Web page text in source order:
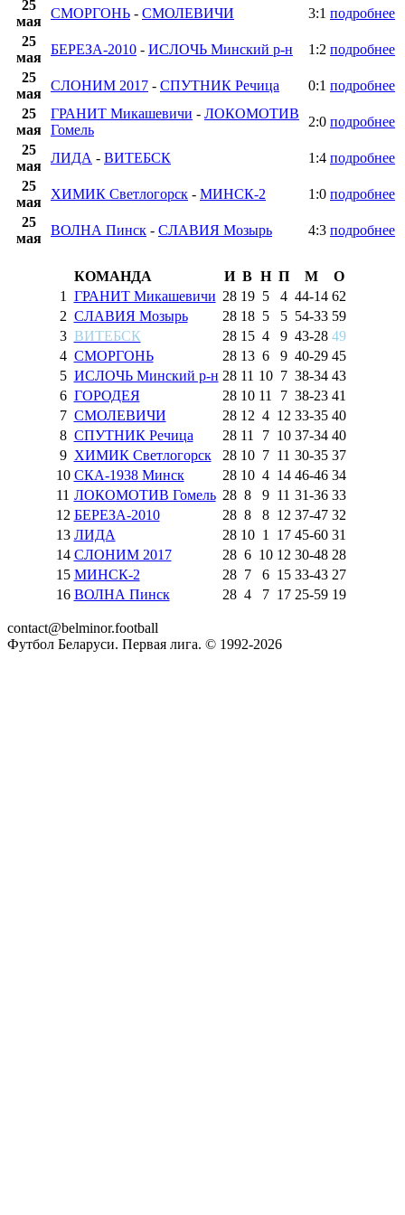
25
мая
СМОРГОНЬ - СМОЛЕВИЧИ 3:1 подробнее
25
мая
БЕРЕЗА-2010 - ИСЛОЧЬ Минский р-н 1:2 подробнее
25
мая
СЛОНИМ 2017 - СПУТНИК Речица 0:1 подробнее
25
мая
ГРАНИТ Микашевичи - ЛОКОМОТИВ
Гомель
2:0 подробнее
25
мая
ЛИДА - ВИТЕБСК 1:4 подробнее
25
мая
ХИМИК Светлогорск - МИНСК-2 1:0 подробнее
25
мая
ВОЛНА Пинск - СЛАВИЯ Мозырь 4:3 подробнее
КОМАНДА И В Н П М
О
1
ГРАНИТ Микашевичи 28 19 5 4 44-14 62
2 СЛАВИЯ Мозырь 28 18 5 5 54-33 59
3 ВИТЕБСК 28 15 4 9 43-28 49
4 СМОРГОНЬ 28 13 6 9 40-29 45
5 ИСЛОЧЬ Минский р-н 28 11 10 7 38-34 43
6 ГОРОДЕЯ 28 10 11 7 38-23 41
7 СМОЛЕВИЧИ 28 12 4 12 33-35 40
8 СПУТНИК Речица 28 11 7 10 37-34 40
9 ХИМИК Светлогорск 28 10 7 11 30-35 37
10 СКА-1938 Минск 28 10 4 14 46-46 34
11 ЛОКОМОТИВ Гомель 28 8 9 11 31-36 33
12 БЕРЕЗА-2010 28 8 8 12 37-47 32
13 ЛИДА 28 10 1 17 45-60 31
14 СЛОНИМ 2017 28 6 10 12 30-48 28
15 МИНСК-2 28 7 6 15 33-43 27
16 ВОЛНА Пинск 28 4 7 17 25-59 19
contact@belminor.football
Футбол Беларуси. Первая лига. © 1992-2026